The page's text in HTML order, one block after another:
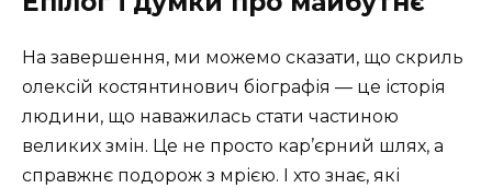
На завершення, ми можемо сказати, що скриль
олексій костянтинович біографія — це історія
людини, що наважилась стати частиною
великих змін. Це не просто кар’єрний шлях, а
справжнє подорож з мрією. І хто знає, які